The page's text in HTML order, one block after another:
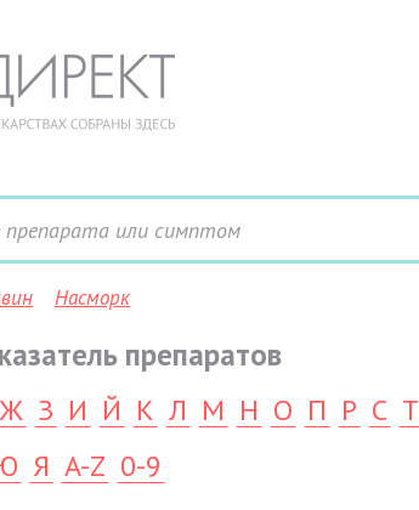
Насморк
препаратов
Ж З И Й К Л М Н О П Р С Т
Я A-Z 0-9